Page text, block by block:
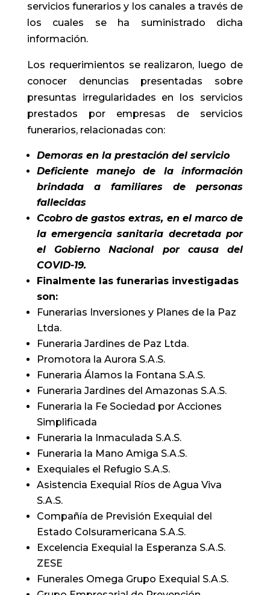
servicios funerarios y los canales a través de
los cuales se ha suministrado dicha
información.
Los requerimientos se realizaron, luego de
conocer denuncias presentadas sobre
presuntas irregularidades en los servicios
prestados por empresas de servicios
funerarios, relacionadas con:
Demoras en la prestación del servicio
Deficiente manejo de la información
brindada a familiares de personas
fallecidas
Ccobro de gastos extras, en el marco de
la emergencia sanitaria decretada por
el Gobierno Nacional por causa del
COVID-19.
Finalmente las funerarias investigadas
son:
Funerarias Inversiones y Planes de la Paz
Ltda.
Funeraria Jardines de Paz Ltda.
Promotora la Aurora S.A.S.
Funeraria Álamos la Fontana S.A.S.
Funeraria Jardines del Amazonas S.A.S.
Funeraria la Fe Sociedad por Acciones
Simplificada
Funeraria la Inmaculada S.A.S.
Funeraria la Mano Amiga S.A.S.
Exequiales el Refugio S.A.S.
Asistencia Exequial Ríos de Agua Viva
S.A.S.
Compañía de Previsión Exequial del
Estado Colsuramericana S.A.S.
Excelencia Exequial la Esperanza S.A.S.
ZESE
Funerales Omega Grupo Exequial S.A.S.